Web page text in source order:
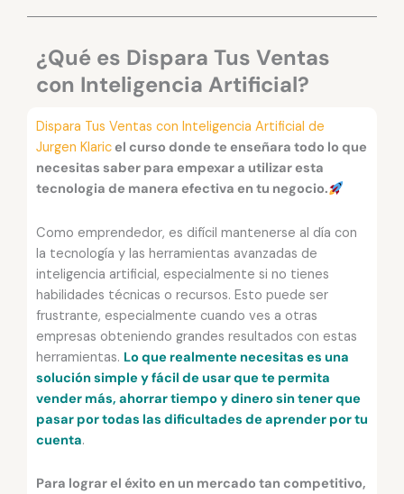
Artificial
de
Jurgen
cantidad
¿Qué es Dispara Tus Ventas
con Inteligencia Artificial?
Dispara Tus Ventas con Inteligencia Artificial de
Jurgen Klaricel curso donde te enseñara todo lo que
necesitas saber para empexar a utilizar esta
tecnologia de manera efectiva en tu negocio.
Como emprendedor, es difícil mantenerse al día con
la tecnología y las herramientas avanzadas de
inteligencia artificial, especialmente si no tienes
habilidades técnicas o recursos. Esto puede ser
frustrante, especialmente cuando ves a otras
empresas obteniendo grandes resultados con estas
herramientas. Lo que realmente necesitas es una
solución simple y fácil de usar que te permita
vender más, ahorrar tiempo y dinero sin tener que
pasar por todas las dificultades de aprender por tu
cuenta.
Para lograr el éxito en un mercado tan competitivo,